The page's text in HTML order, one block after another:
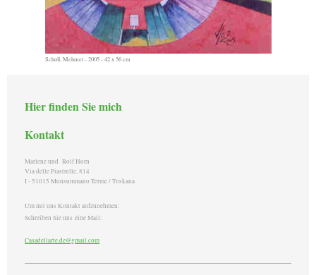
Scholl, Mehmet - 2005 - 42 x 56 cm
Hier finden Sie mich
Kontakt
Marlene und Rolf Horn
Via delle Piastrelle, 814
I - 51015 Monsummano Terme / Toskana
Um mit uns Kontakt aufzunehmen:
Schreiben Sie uns eine Mail:
Casadellarte.de@gmail.com